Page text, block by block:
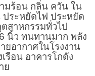
มร้อน กลิ่น ควัน ใน
ระหยัดไฟ ประหยัด
สาหกรรมทั่วไป
นิ้ว ทนทานมาก พลัง
ยอากาศในโรงงาน
รือน อาคารโกดัง
ย